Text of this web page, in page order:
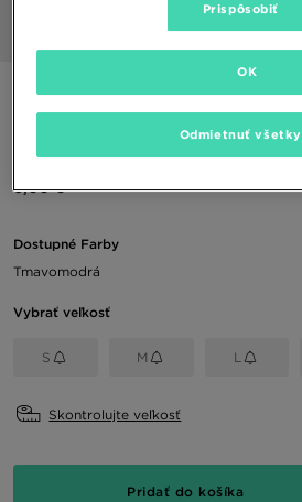
ONLY AT JD
MCKENZIE TRENKY WYATT 3 PACK
6,00 €
Dostupné Farby
Tmavomodrá
Vybrať veľkosť
S M L
Skontrolujte veľkosť
Pridať do košíka
Prispôsobiť
Odmietnuť všetky
OK